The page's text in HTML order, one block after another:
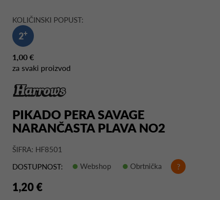
KOLIČINSKI POPUST:
2+
1,00 €
za svaki proizvod
PIKADO PERA SAVAGE
NARANČASTA PLAVA NO2
ŠIFRA: HF8501
DOSTUPNOST:
Webshop Obrtnička ?
1,20 €